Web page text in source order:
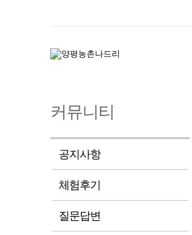
커뮤니티
공지사항
체험후기
질문답변